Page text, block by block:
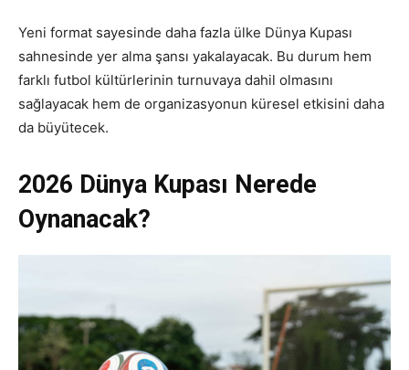
Yeni format sayesinde daha fazla ülke Dünya Kupası
sahnesinde yer alma şansı yakalayacak. Bu durum hem
farklı futbol kültürlerinin turnuvaya dahil olmasını
sağlayacak hem de organizasyonun küresel etkisini daha
da büyütecek.
2026 Dünya Kupası Nerede
Oynanacak?